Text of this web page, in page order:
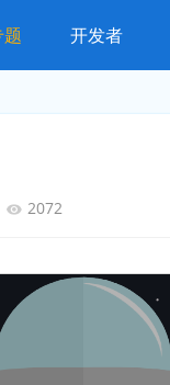
开发者
2072